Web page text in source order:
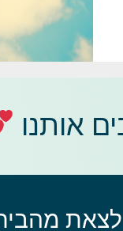
אותנו
לצאת